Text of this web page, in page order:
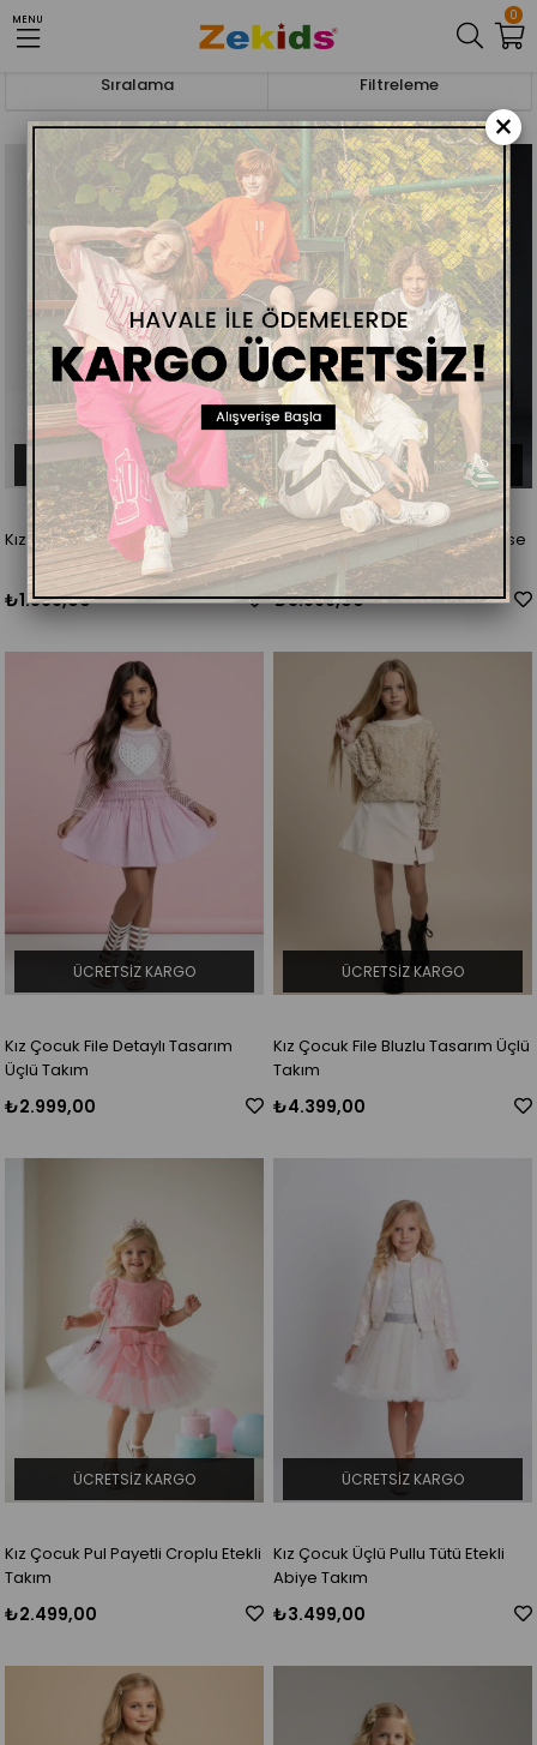
0
MENUAnasayfa ETEKLİ TAKIM
Filtreleme
Sıralama
Kız Çocuk Balon Etekli Takım
₺1.899,00
ÜCRETSIZ KARGO
Kız Çocuk Asimetrik Kesim Ekose
Desenli Etekli Takım
₺3.999,00
ÜCRETSIZ KARGO
Kız Çocuk File Detaylı Tasarım
Üçlü Takım
₺2.999,00
ÜCRETSIZ KARGO
Kız Çocuk File Bluzlu Tasarım Üçlü
Takım
₺4.399,00
ÜCRETSIZ KARGO
Kız Çocuk Pul Payetli Croplu Etekli
Takım
₺2.499,00
ÜCRETSIZ KARGO
Kız Çocuk Üçlü Pullu Tütü Etekli
Abiye Takım
₺3.499,00
ÜCRETSIZ KARGO
×